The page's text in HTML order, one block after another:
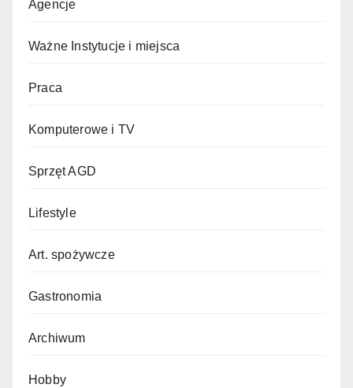
Agencje
Ważne Instytucje i miejsca
Praca
Komputerowe i TV
Sprzęt AGD
Lifestyle
Art. spożywcze
Gastronomia
Archiwum
Hobby